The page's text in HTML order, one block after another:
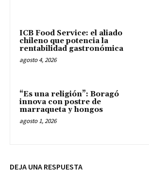
ICB Food Service: el aliado
chileno que potencia la
rentabilidad gastronómica
agosto 4, 2026
“Es una religión”: Boragó
innova con postre de
marraqueta y hongos
agosto 1, 2026
DEJA UNA RESPUESTA